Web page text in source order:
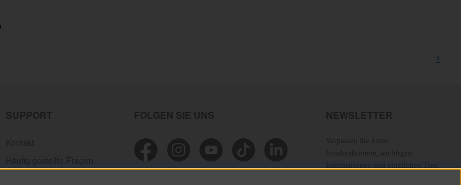
1
Häufig gestellte Fragen
Informationen und nützlichen Tips.